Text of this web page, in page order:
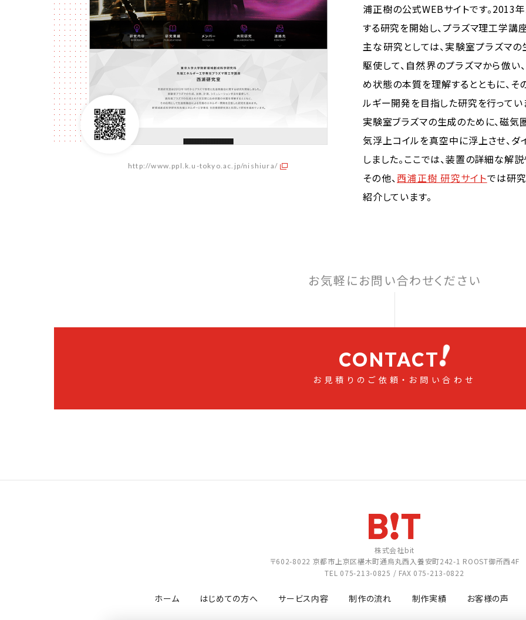
http://www.ppl.k.u-tokyo.ac.jp/nishiura/
浦正樹の公式WEBサイトです。2013
する研究を開始し、プラズマ理工学講
主な研究としては、実験室プラズマの
駆使して、自然界のプラズマから倣
め状態の本質を理解するとともに、
ルギー開発を目指した研究を行ってい
実験室ブラズマの生成のために、磁
気浮上コイルを真空中に浮上させ、
しました。ここでは、装置の詳細な解
その他、西浦正樹 研究サイトでは研
紹介しています。
お気軽にお問い合わせください
CONTACT
お見積りのご依頼・お問い合わせ
株式会社bit
〒602-8022 京都市上京区椹木町通烏丸西入養安町242-1 ROOST御所西4F
TEL 075-213-0825 / FAX 075-213-0822
ホーム はじめての方へ サービス内容 制作の流れ 制作実績 お客様の声